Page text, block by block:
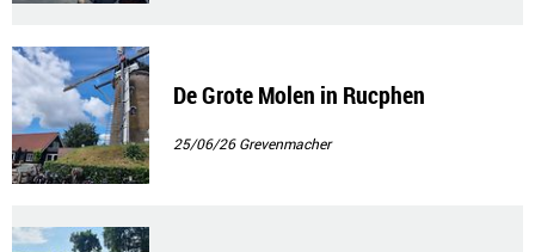
De Grote Molen in Rucphen
25/06/26Grevenmacher